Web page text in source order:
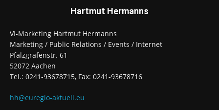
Hartmut Hermanns
VI-Marketing Hartmut Hermanns
Marketing / Public Relations / Events / Internet
Pfalzgrafenstr. 61
52072 Aachen
Tel.: 0241-93678715, Fax: 0241-93678716
hh@euregio-aktuell.eu